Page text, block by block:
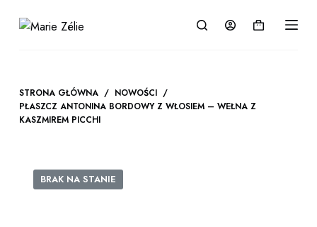
P
d
Koszyk
STRONA GŁÓWNA / NOWOŚCI /
PŁASZCZ ANTONINA BORDOWY Z WŁOSIEM – WEŁNA Z
KASZMIREM PICCHI
BRAK NA STANIE